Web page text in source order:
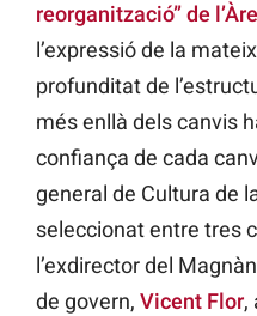
reorganització” de
l’expressió de la
profunditat de
més enllà dels canvis
confiança de cada
general de Cultura de
seleccionat entre tres
l’exdirector del
de govern, Vicent Flor,